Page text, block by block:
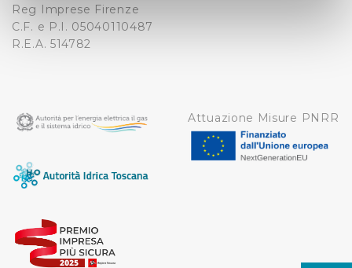
Identificare il tuo dispositivo, scansionandolo
attivamente alla ricerca di caratteristiche specifiche
(impronte digitali).
modificare o ritirare il tuo consenso in qualsiasi momento
dalla Dichiarazione sui cookie.
Utilizziamo dei cookie tecnici necessari per rendere
fruibile il sito web abilitandone funzionalità di base quali
protette. In linea con le preferenze manifestate
dall’Utente e con i consensi dallo stesso prestati, i
cookie possono essere inoltre utilizzati per analizzare il
Reg Imprese Firenze
C.F. e P.I. 05040110487
R.E.A. 514782
Attuazione Misure PNRR